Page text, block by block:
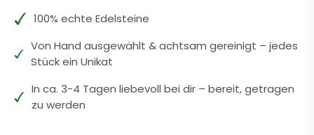
100% echte Edelsteine
Von Hand ausgewählt & achtsam gereinigt – jedes
Stück ein Unikat
In ca. 3-4 Tagen liebevoll bei dir – bereit, getragen
zu werden